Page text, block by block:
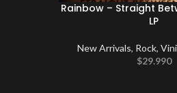
Rainbow – Straight
LP
New Arrivals, Rock,
$29.990